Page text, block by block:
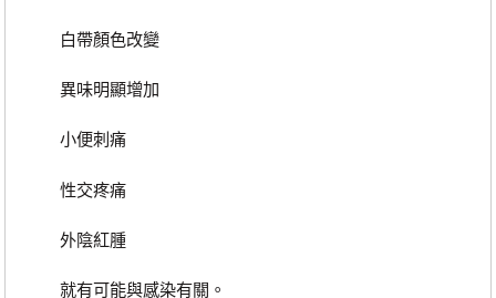
白帶顏色改變
異味明顯增加
小便刺痛
性交疼痛
外陰紅腫
就有可能與感染有關。